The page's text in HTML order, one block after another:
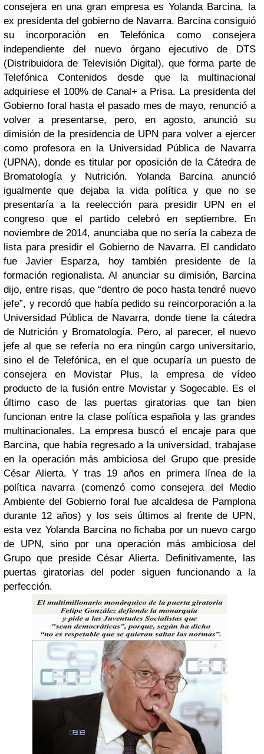
consejera en una gran empresa es Yolanda Barcina, la
ex presidenta del gobierno de Navarra. Barcina consiguió
su incorporación en Telefónica como consejera
independiente del nuevo órgano ejecutivo de DTS
(Distribuidora de Televisión Digital), que forma parte de
Telefónica Contenidos desde que la multinacional
adquiriese el 100% de Canal+ a Prisa. La presidenta del
Gobierno foral hasta el pasado mes de mayo, renunció a
volver a presentarse, pero, en agosto, anunció su
dimisión de la presidencia de UPN para volver a ejercer
como profesora en la Universidad Pública de Navarra
(UPNA), donde es titular por oposición de la Cátedra de
Bromatología y Nutrición. Yolanda Barcina anunció
igualmente que dejaba la vida política y que no se
presentaría a la reelección para presidir UPN en el
congreso que el partido celebró en septiembre. En
noviembre de 2014, anunciaba que no sería la cabeza de
lista para presidir el Gobierno de Navarra. El candidato
fue Javier Esparza, hoy también presidente de la
formación regionalista. Al anunciar su dimisión, Barcina
dijo, entre risas, que “dentro de poco hasta tendré nuevo
jefe”, y recordó que había pedido su reincorporación a la
Universidad Pública de Navarra, donde tiene la cátedra
de Nutrición y Bromatología. Pero, al parecer, el nuevo
jefe al que se refería no era ningún cargo universitario,
sino el de Telefónica, en el que ocuparía un puesto de
consejera en Movistar Plus, la empresa de vídeo
producto de la fusión entre Movistar y Sogecable. Es el
último caso de las puertas giratorias que tan bien
funcionan entre la clase política española y las grandes
multinacionales. La empresa buscó el encaje para que
Barcina, que había regresado a la universidad, trabajase
en la operación más ambiciosa del Grupo que preside
César Alierta. Y tras 19 años en primera línea de la
política navarra (comenzó como consejera del Medio
Ambiente del Gobierno foral fue alcaldesa de Pamplona
durante 12 años) y los seis últimos al frente de UPN,
esta vez Yolanda Barcina no fichaba por un nuevo cargo
de UPN, sino por una operación más ambiciosa del
Grupo que preside César Alierta. Definitivamente, las
puertas giratorias del poder siguen funcionando a la
perfección.